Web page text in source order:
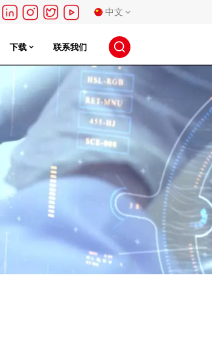
中文
English
français
русский
español
português
日本語
下载 联系我们